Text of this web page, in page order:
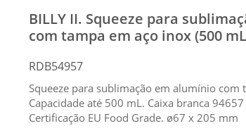
BILLY II. Squeeze para
com tampa em aço inox (500
RDB54957
Squeeze para sublimação em alumínio com
Capacidade até 500 mL. Caixa branca
Certificação EU Food Grade. ø67 x 205 mm